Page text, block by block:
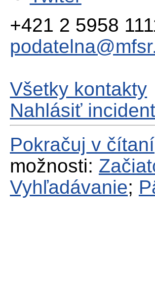
+421 2 5958
Všetky kontakty
Nahlásiť incident
Pokračuj v čítaní
možnosti:
Vyhľadávanie;